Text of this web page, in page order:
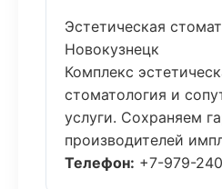
Эстетическая
Новокузнецк
Комплекс
стоматология и
услуги. Сохраняем
производителей
Телефон: +7-979-